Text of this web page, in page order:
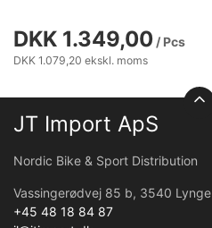
DKK 1.349,00 / Pcs
DKK 1.079,20 ekskl. moms
JT Import ApS
Nordic Bike & Sport Distribution
Vassingerødvej 85 b, 3540 Lynge
+45 48 18 84 87